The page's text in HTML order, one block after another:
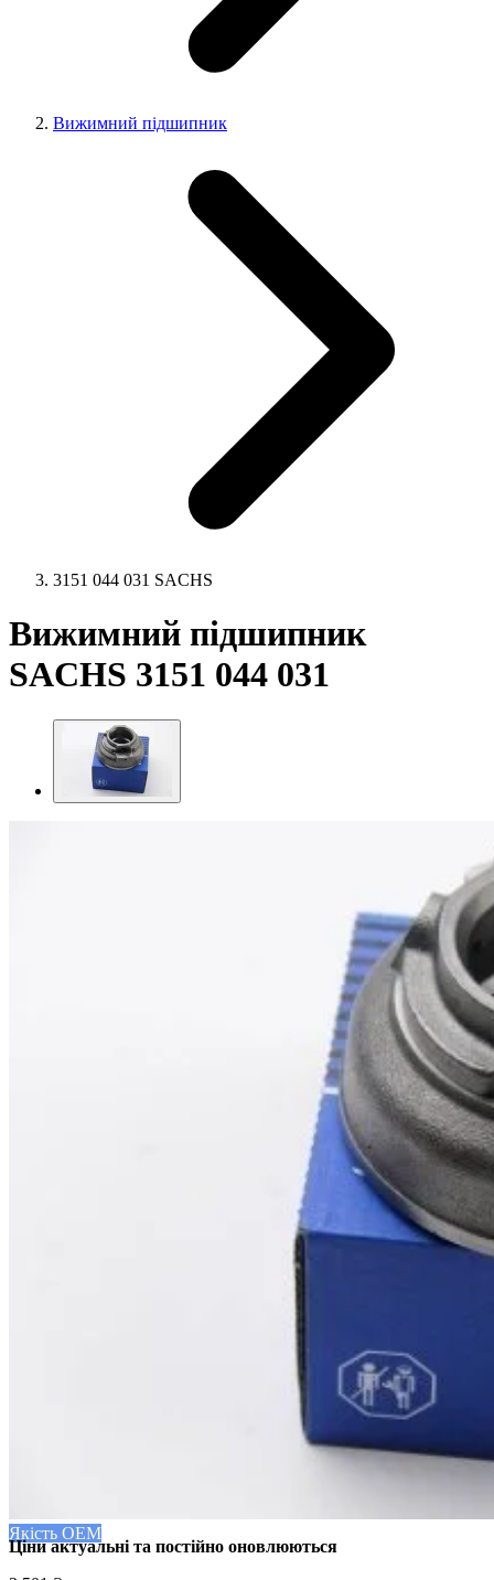
Вижимний підшипник
3151 044 031 SACHS
Вижимний підшипник
SACHS 3151 044 031
Якість OEM
Ціни актуальні та постійно оновлюються